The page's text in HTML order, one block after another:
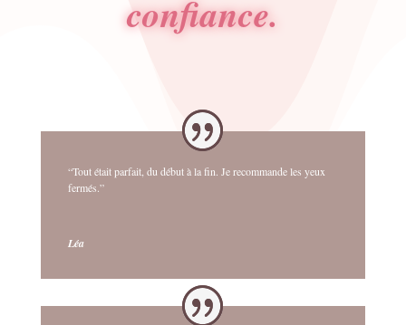
confiance.
“Tout était parfait, du début à la fin. Je recommande les yeux
fermés.”
Léa